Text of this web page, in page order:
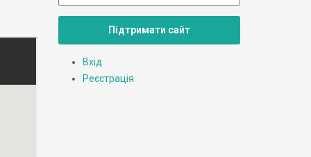
Підтримати сайт
Вхід
Реєстрація